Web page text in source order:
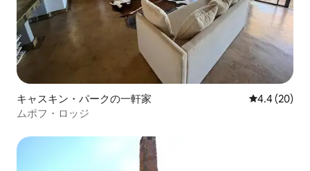
キャスキン・パークの一軒家 レビュー20
4.4 (20)
ムポフ・ロッジ